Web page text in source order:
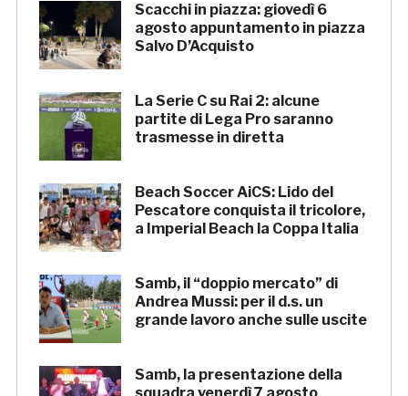
Scacchi in piazza: giovedì 6
agosto appuntamento in piazza
Salvo D’Acquisto
La Serie C su Rai 2: alcune
partite di Lega Pro saranno
trasmesse in diretta
Beach Soccer AiCS: Lido del
Pescatore conquista il tricolore,
a Imperial Beach la Coppa Italia
Samb, il “doppio mercato” di
Andrea Mussi: per il d.s. un
grande lavoro anche sulle uscite
Samb, la presentazione della